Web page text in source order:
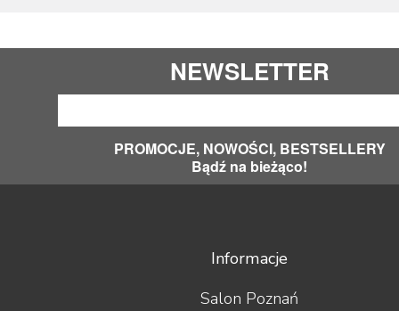
NEWSLETTER
PROMOCJE, NOWOŚCI, BESTSELLERY
Bądź na bieżąco!
Informacje
Salon Poznań